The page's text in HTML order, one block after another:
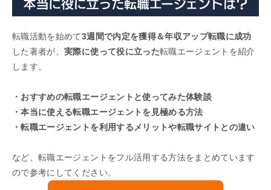
転職活動を始めて3週間で内定を獲得＆年収アップ転職に成功
した著者が、実際に使って役に立った転職エージェントを紹介
します。
・おすすめの転職エージェントと使ってみた体験談
・本当に使える転職エージェントを見極める方法
・転職エージェントを利用するメリットや転職サイトとの違い
など、転職エージェントをフル活用する方法をまとめています
ので参考にしてください。